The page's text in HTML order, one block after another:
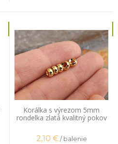
Korálka s výrezom 5mm
rondelka zlatá kvalitný pokov
2,10 € / balenie